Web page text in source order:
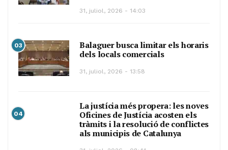
31, juliol, 2026 - 14:03
03
Balaguer busca limitar els horaris
dels locals comercials
31, juliol, 2026 - 13:58
04
La justícia més propera: les noves
Oficines de Justícia acosten els
tràmits i la resolució de conflictes
als municipis de Catalunya